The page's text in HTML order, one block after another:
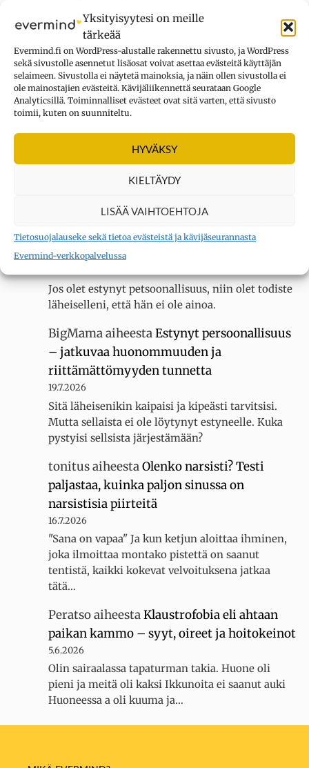
Yksityisyytesi on meille
tärkeää
Evermind.fi on WordPress-alustalle rakennettu sivusto, ja WordPress
sekä sivustolle asennetut lisäosat voivat asettaa evästeitä käyttäjän
selaimeen. Sivustolla ei näytetä mainoksia, ja näin ollen sivustolla ei
ole mainostajien evästeitä. Kävijäliikennettä seurataan Google
Analyticsillä. Toiminnalliset evästeet ovat sitä varten, että sivusto
toimii, kuten on suunniteltu.
HYVÄKSY
KIELTÄYDY
LISÄÄ VAIHTOEHTOJA
Tietosuojalauseke sekä tietoa evästeistä ja kävijäseurannasta
Evermind-verkkopalvelussa
UUSIMMAT KOMMENTIT
Kysymys merkkiaiheestaOletko
erityisherkkä? Tee testi
Sain 22 pistettä KYLLÄ... tuntuu siltä, ettei
luokassani ole muita erityisherkkiä, koska
luokallamme on 20 oppilasta mutta silti minua
BigMamaaiheestaEstynyt persoonallisuus
– jatkuvaa huonommuuden ja
riittämättömyyden tunnetta
Jos olet estynyt petsoonallisuus, niin olet todiste
läheiselleni, että hän ei ole ainoa.
BigMamaaiheestaEstynyt persoonallisuus
– jatkuvaa huonommuuden ja
riittämättömyyden tunnetta
19.7.2026
Sitä läheisenikin kaipaisi ja kipeästi tarvitsisi.
Mutta sellaista ei ole löytynyt estyneelle. Kuka
pystyisi sellsista järjestämään?
tonitusaiheestaOlenko narsisti? Testi
paljastaa, kuinka paljon sinussa on
narsistisia piirteitä
16.7.2026
"Sana on vapaa" Ja kun ketjun aloittaa ihminen,
joka ilmoittaa montako pistettä on saanut
tentistä, kaikki kokevat velvoituksena jatkaa
tätä…
PeratsoaiheestaKlaustrofobia eli ahtaan
paikan kammo – syyt, oireet ja hoitokeinot
5.6.2026
Olin sairaalassa tapaturman takia. Huone oli
pieni ja meitä oli kaksi Ikkunoita ei saanut auki
Huoneessa a oli kuuma ja…